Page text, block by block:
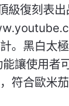
級復刻表
。黑白太
讓使用者
符合歐米